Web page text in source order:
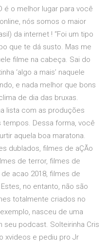
é o melhor lugar para você
nós somos o maior
da internet ! “Foi um tipo
que te dá susto. Mas me
filme na cabeça. Sai do
‘algo a mais’ naquele
e nada melhor que bons
de dia das bruxas.
lista com as produções
Dessa forma, você
aquela boa maratona.
dublados, filmes de aÇÃo
de terror, filmes de
acao 2018, filmes de
no entanto, não são
totalmente criados no
nasceu de uma
seu podcast. Solteirinha Cris
xvideos e pediu pro Jr